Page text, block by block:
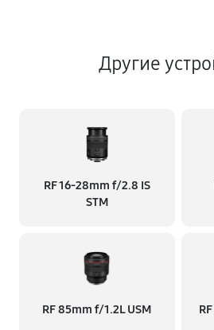
Другие
RF 16‑28mm f/2.8 IS
STM
RF 85mm f/1.2L USM